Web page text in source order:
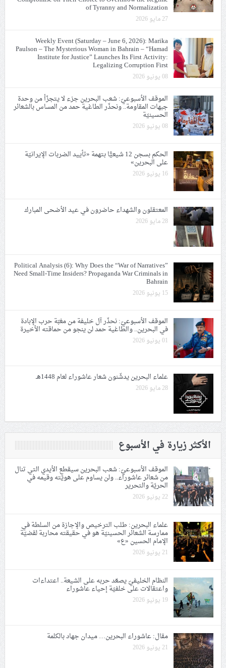
of Tyranny and Normalization
27 مايو 2026
Weekly Event (Saturday – June 6, 2026): Marika
Paulson – The Mysterious Woman in Bahrain – “Hamad
Institute for Justice” Launches Its First Activity:
Legalizing Corruption First
08 يونيو 2026
الموقف الأسبوعيّ: شعب البحرين جزء لا يتجزّأ من وحدة
جبهات المقاومة.. ونحذّر الطاغية حمد من المساس بالشعائر
الحسينيّة
08 يونيو 2026
الحكم بسجن 12 شيعيًّا بتهمة «تأييد الضربات الإيرانيّة
على البحرين»
16 يونيو 2026
المعتقلون والشهداء حاضرون في عيد الأضحى المبارك
28 مايو 2026
Political Analysis (6): Why Does the “War of Narratives”
Need Small-Time Insiders? Propaganda War Criminals in
Bahrain
15 يونيو 2026
الموقف الأسبوعيّ: نحذّر آل خليفة من مغبّة حرب الإبادة
في البحرين.. والطاغية حمد لن ينجو من حماقته الأخيرة
01 يونيو 2026
علماء البحرين يدشّنون شعار عاشوراء لعام 1448هـ
28 مايو 2026
الأكثر زيارة في الأسبوع
الموقف الأسبوعيّ: شعب البحرين سيقطع الأيدي التي تنال
من شعائر عاشوراء.. ولن يساوم على هويّته وقيمه في
الحريّة والتحرير
22 يونيو 2026
علماء البحرين: طلب الترخيص والإجازة من السلطة في
ممارسة الشعائر الحسينيّة هو في حقيقته محاربة لقضيّة
الإمام الحسين «ع»
21 يونيو 2026
النظام الخليفيّ يصعّد حربه على الشيعة.. اعتداءات
واعتقالات على خلفيّة إحياء عاشوراء
19 يونيو 2026
مقال: عاشوراء البحرين… ميدان جهاد بالكلمة
21 يونيو 2026